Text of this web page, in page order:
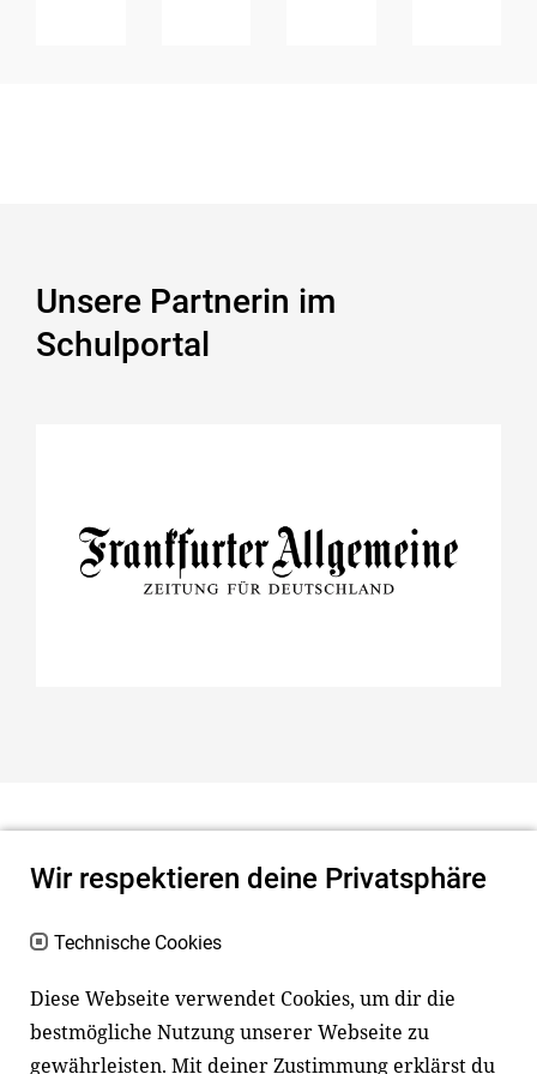
Unsere Partnerin im
Schulportal
Projekte
Sekundarstufe
Unsere Partnerin
Mit fazschule.net den Unterricht gestalten
Newsletter
Wir respektieren deine Privatsphäre
Technische Cookies
Diese Webseite verwendet Cookies, um dir die
bestmögliche Nutzung unserer Webseite zu
gewährleisten. Mit deiner Zustimmung erklärst du